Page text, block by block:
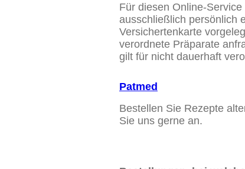
Für diesen Online-
ausschließlich persönlich
Versichertenkarte
verordnete Präparate
gilt für nicht dauerhaft
Patmed
Bestellen Sie Rezepte
Sie uns gerne an.